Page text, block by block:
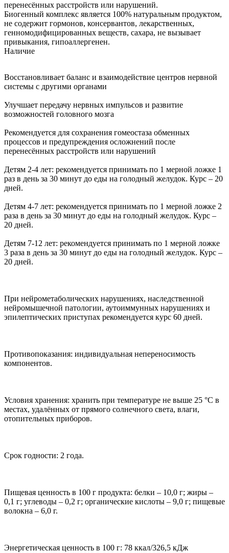
перенесённых расстройств или нарушений.
Биогенный комплекс является 100% натуральным продуктом,
не содержит гормонов, консервантов, лекарственных,
генномодифицированных веществ, сахара, не вызывает
привыкания, гипоаллергенен.
Наличие
Восстановливает баланс и взаимодействие центров нервной
системы с другими органами
Улучшает передачу нервных импульсов и развитие
возможностей головного мозга
Рекомендуется для сохранения гомеостаза обменных
процессов и предупреждения осложнений после
перенесённых расстройств или нарушений
Детям 2-4 лет: рекомендуется принимать по 1 мерной ложке 1
раз в день за 30 минут до еды на голодный желудок. Курс – 20
дней.
Детям 4-7 лет: рекомендуется принимать по 1 мерной ложке 2
раза в день за 30 минут до еды на голодный желудок. Курс –
20 дней.
Детям 7-12 лет: рекомендуется принимать по 1 мерной ложке
3 раза в день за 30 минут до еды на голодный желудок. Курс –
20 дней.
При нейрометаболических нарушениях, наследственной
нейромышечной патологии, аутоиммунных нарушениях и
эпилептических приступах рекомендуется курс 60 дней.
Противопоказания: индивидуальная непереносимость
компонентов.
Условия хранения: хранить при температуре не выше 25 °С в
местах, удалённых от прямого солнечного света, влаги,
отопительных приборов.
Срок годности: 2 года.
Пищевая ценность в 100 г продукта: белки – 10,0 г; жиры –
0,1 г; углеводы – 0,2 г; органические кислоты – 9,0 г; пищевые
волокна – 6,0 г.
Энергетическая ценность в 100 г: 78 ккал/326,5 кДж